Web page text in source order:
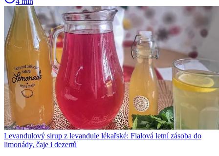
Levandulový sirup z levandule lékařské: Fialová letní zásoba do
limonády, čaje i dezertů